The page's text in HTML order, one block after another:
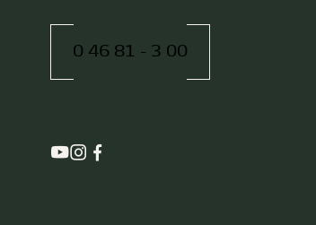
0 46 81 - 3 00